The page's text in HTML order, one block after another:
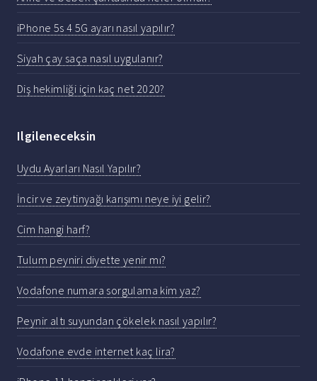
iPhone 5s 4 5G ayarı nasıl yapılır?
Siyah çay saça nasıl uygulanır?
Diş hekimliği için kaç net 2020?
Ilgileneceksin
Uydu Ayarları Nasıl Yapılır?
İncir ve zeytinyağı karışımı neye iyi gelir?
Cim hangi harf?
Tulum peyniri diyette yenir mı?
Vodafone numara sorgulama kim yaz?
Peynir altı suyundan çökelek nasıl yapılır?
Vodafone evde internet kaç lira?